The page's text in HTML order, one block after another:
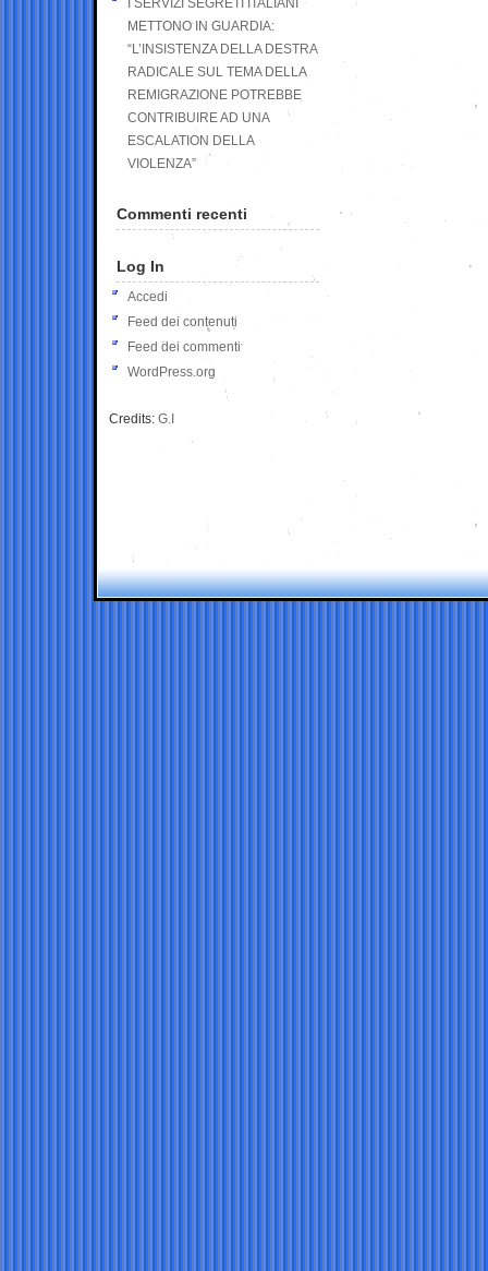
I SERVIZI SEGRETI ITALIANI
METTONO IN GUARDIA:
“L’INSISTENZA DELLA DESTRA
RADICALE SUL TEMA DELLA
REMIGRAZIONE POTREBBE
CONTRIBUIRE AD UNA
ESCALATION DELLA
VIOLENZA”
Commenti recenti
Log In
Accedi
Feed dei contenuti
Feed dei commenti
WordPress.org
Credits: G.I